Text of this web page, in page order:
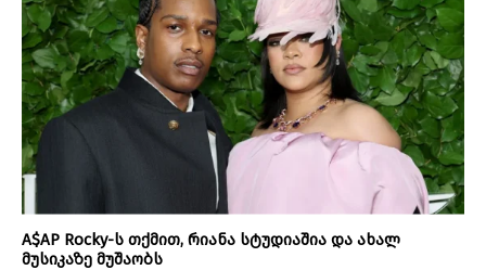
A$AP Rocky-ს თქმით, რიანა სტუდიაშია და ახალ
მუსიკაზე მუშაობს